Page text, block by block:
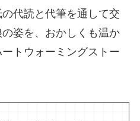
代読と代筆を通して交
姿を、おかしくも温か
トウォーミングストー